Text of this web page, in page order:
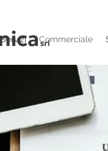
Servizi Commerciale